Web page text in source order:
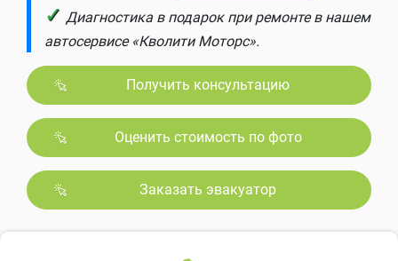
✓ Диагностика в подарок при ремонте в нашем
автосервисе «Кволити Моторс».
Получить консультацию
Оценить стоимость по фото
Заказать эвакуатор